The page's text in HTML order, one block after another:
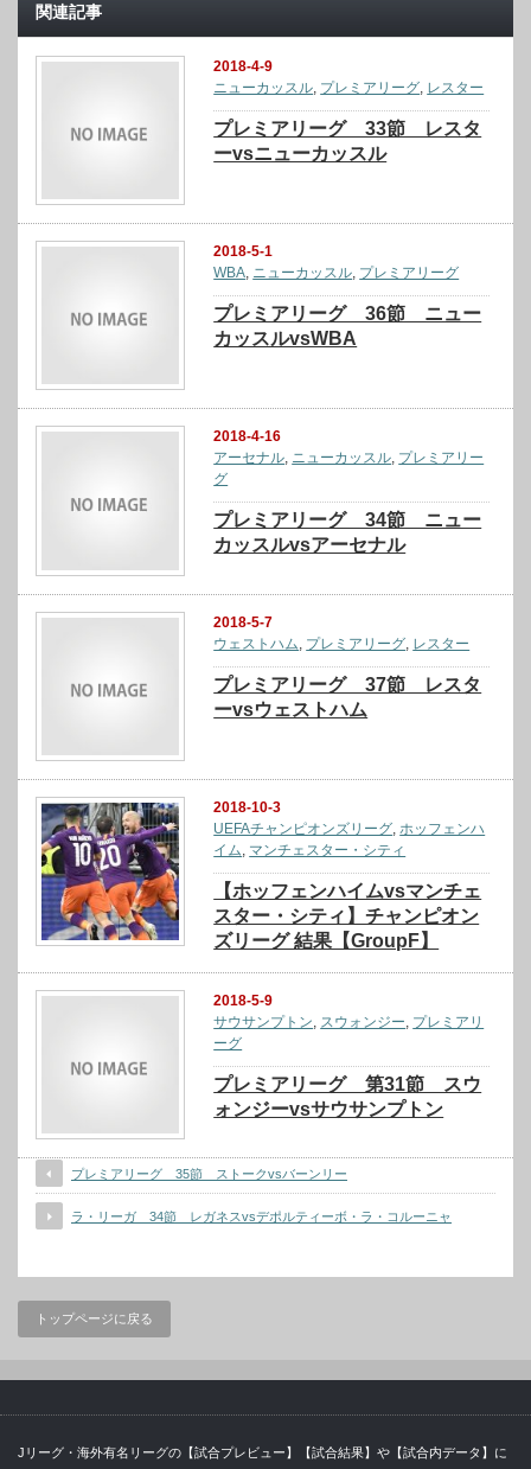
関連記事
2018-4-9
ニューカッスル プレミアリーグ レスター
プレミアリーグ 33節 レスタ
ーvsニューカッスル
2018-5-1
WBA, ニューカッスル, プレミアリーグ
プレミアリーグ 36節 ニュー
カッスルvsWBA
2018-4-16
アーセナル, ニューカッスル, プレミアリー
グ
プレミアリーグ 34節 ニュー
カッスルvsアーセナル
2018-5-7
ウェストハム プレミアリーグ レスター
プレミアリーグ 37節 レスタ
ーvsウェストハム
2018-10-3
UEFAチャンピオンズリーグ,ホッフェンハ
イム, マンチェスター・シティ
【ホッフェンハイムvsマンチェ
スター・シティ】チャンピオン
ズリーグ 結果【GroupF】
2018-5-9
サウサンプトン, スウォンジー, プレミアリ
ーグ
プレミアリーグ 第31節 スウ
ォンジーvsサウサンプトン
プレミアリーグ 35節 ストークvsバーンリー
ラ・リーガ 34節 レガネスvsデポルティーボ・ラ・コルーニャ
トップページに戻る
Jリーグ・海外有名リーグの【試合プレビュー】【試合結果】や【試合内データ】に